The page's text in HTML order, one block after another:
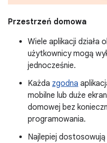
Przestrzeń domowa
Wiele aplikacji działa
użytkownicy mogą
jednocześnie.
Każda zgodna
mobilne lub duże
domowej bez
programowania.
Najlepiej